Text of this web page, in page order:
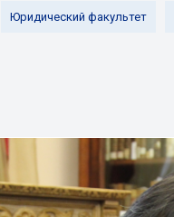
Юридический факультет